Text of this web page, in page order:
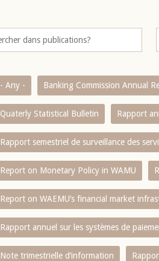
- Any - Banking Commission Annual
Quaterly Statistical Bulletin Rapport
Rapport semestriel de surveillance des
Report on Monetary Policy in WAMU
Report on WAEMU’s financial market
Rapport annuel sur les systèmes de
Note trimestrielle d‘information